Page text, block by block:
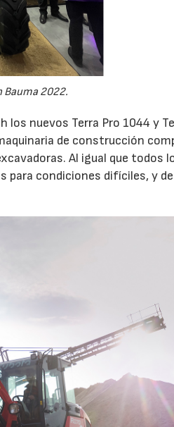
Bauma 2022.
nuevos Terra Pro 1044 y
de construcción
Al igual que todos
para condiciones difíciles, y